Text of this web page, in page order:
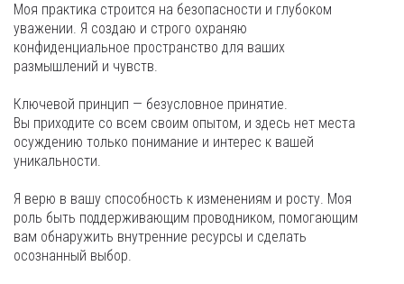
Моя практика строится на безопасности и глубоком
уважении. Я создаю и строго охраняю
конфиденциальное пространство для ваших
размышлений и чувств.
Ключевой принцип — безусловное принятие.
Вы приходите со всем своим опытом, и здесь нет места
осуждению только понимание и интерес к вашей
уникальности.
Я верю в вашу способность к изменениям и росту. Моя
роль быть поддерживающим проводником, помогающим
вам обнаружить внутренние ресурсы и сделать
осознанный выбор.